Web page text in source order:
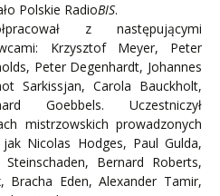
Polskie RadioBIS.
z następującymi
Krzysztof Meyer, Peter
Peter Degenhardt, Johannes
Sarkissjan, Carola Bauckholt,
Goebbels. Uczestniczył
mistrzowskich prowadzonych
Nicolas Hodges, Paul Gulda,
Bernard Roberts,
Eden, Alexander Tamir,